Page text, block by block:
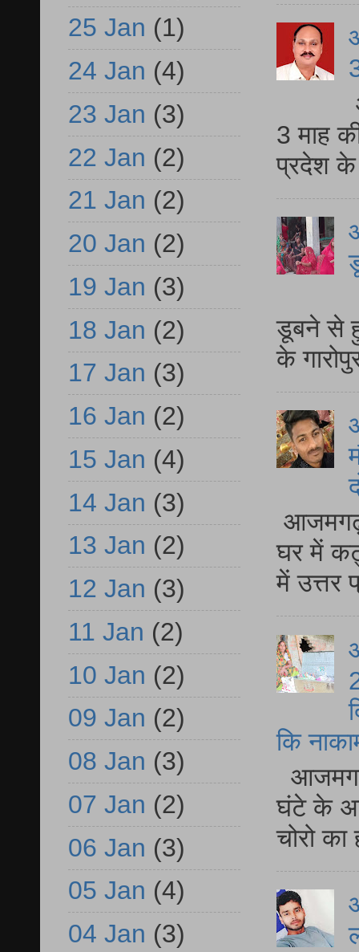
3 माह
प्रदेश
डूबने से
के
घर में
में
कि
घंटे के
चोरो
25 Jan (1)
24 Jan (4)
23 Jan (3)
22 Jan (2)
21 Jan (2)
20 Jan (2)
19 Jan (3)
18 Jan (2)
17 Jan (3)
16 Jan (2)
15 Jan (4)
14 Jan (3)
13 Jan (2)
12 Jan (3)
11 Jan (2)
10 Jan (2)
09 Jan (2)
08 Jan (3)
07 Jan (2)
06 Jan (3)
05 Jan (4)
04 Jan (3)